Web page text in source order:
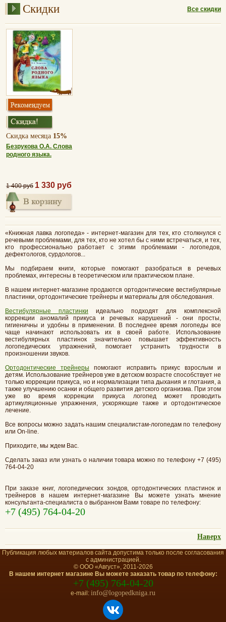
Скидки Все скидки
Скидка месяца 15%
Безрукова О.А. Слова
родного языка.
1 400 руб 1 330 руб
«Книжная лавка логопеда» - интернет-магазин для тех, кто столкнулся с
речевыми проблемами, для тех, кто не хотел бы с ними встречаться, и тех,
кто профессионально работает с этими проблемами - логопедов,
дефектологов, сурдологов...
Мы подбираем книги, которые помогают разобраться в речевых
проблемах, интересны в теоретическом или практическом плане.
В нашем интернет-магазине продаются ортодонтические вестибулярные
пластинки, ортодонтические трейнеры и материалы для обследования.
Вестибулярные пластинки идеально подходят для комплексной
коррекции аномалий прикуса и речевых нарушений - они просты,
гигиеничны и удобны в применении. В последнее время логопеды все
чаще начинают использовать их в своей работе. Использование
вестибулярных пластинок значительно повышает эффективность
логопедических упражнений, помогает устранить трудности в
произношении звуков.
Ортодонтические трейнеры помогают исправить прикус взрослым и
детям. Использование трейнеров уже в детском возрасте способствует не
только коррекции прикуса, но и нормализации типа дыхания и глотания, а
также улучшению осанки и общего развития детского организма. При этом
уже во время коррекции прикуса логопед может проводить
артикуляционные упражнения, ускоряющие также и ортодонтическое
лечение.
Все вопросы можно задать нашим специалистам-логопедам по телефону
или On-line.
Приходите, мы ждем Вас.
Сделать заказ или узнать о наличии товара можно по телефону +7 (495)
764-04-20
При заказе книг, логопедических зондов, ортодонтических пластинок и
трейнеров в нашем интернет-магазине Вы можете узнать мнение
консультанта-специалиста о выбранном Вами товаре по телефону:
+7 (495) 764-04-20
Наверх
Публикация любых материалов сайта допустима только после согласования
с администрацией.
© ООО «Август», 2011-2026
В нашем интернет магазине Вы можете заказать товар по телефону:
+7 (495) 764-04-20
e-mail: info@logopedkniga.ru